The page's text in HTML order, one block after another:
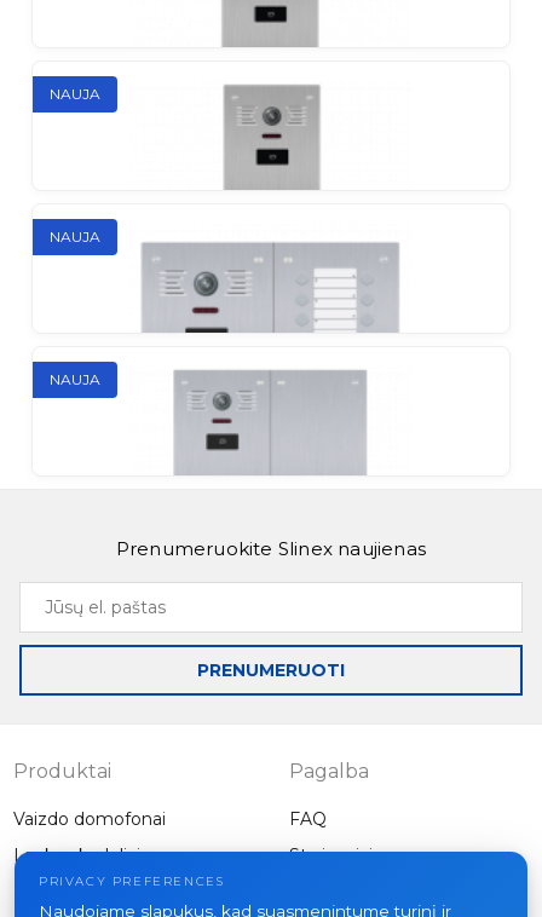
Daugiabutis lauko skydelis su EM-Marin skaitytuvu
Slinex MB-08CRHD
Daugiabutis lauko skydelis su EM-Marin skaitytuvu
Slinex MB-12CRHD
Daugiabutis lauko skydelis su EM-Marin skaitytuvu
NAUJA
Slinex MB-16CRHD
Daugiabutis lauko skydelis su EM-Marin skaitytuvu
NAUJA
Slinex MB-24CRHD
Daugiabutis lauko skydelis su EM-Marin skaitytuvu
NAUJA
Slinex MB-32CRHD
Prenumeruokite Slinex naujienas
Jūsų
el.
paštas
PRENUMERUOTI
Produktai
Vaizdo domofonai
Lauko skydeliai
Kita įranga
Pagalba
FAQ
Straipsniai
PRIVACY PREFERENCES
Naudojame slapukus, kad suasmenintume turinį ir